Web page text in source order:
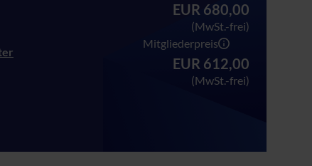
EUR 680,00
(MwSt.-frei)
Mitgliederpreis
EUR 612,00
(MwSt.-frei)